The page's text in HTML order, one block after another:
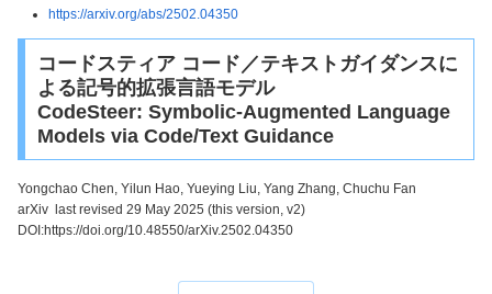
https://arxiv.org/abs/2502.04350
コードスティア コード／テキストガイダンスに
よる記号的拡張言語モデル
CodeSteer: Symbolic-Augmented Language
Models via Code/Text Guidance
Yongchao Chen, Yilun Hao, Yueying Liu, Yang Zhang, Chuchu Fan
arXiv last revised 29 May 2025 (this version, v2)
DOI:https://doi.org/10.48550/arXiv.2502.04350